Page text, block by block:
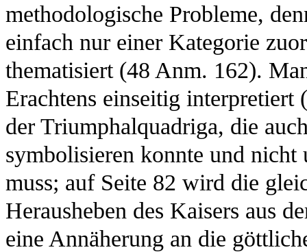
methodologische Probleme,
einfach nur einer Kategorie
thematisiert (48 Anm. 162).
Erachtens einseitig
der Triumphalquadriga, die
symbolisieren konnte und
muss; auf Seite 82 wird die
Herausheben des Kaisers aus
eine Annäherung an die